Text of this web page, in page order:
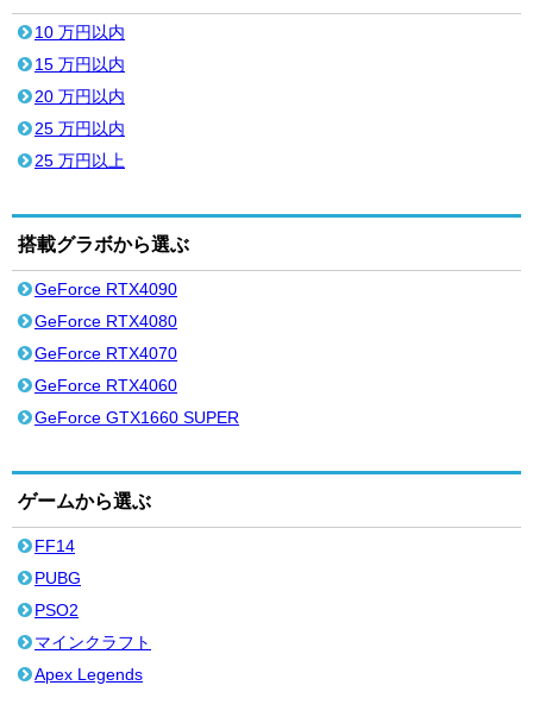
10 万円以内
15 万円以内
20 万円以内
25 万円以内
25 万円以上
搭載グラボから選ぶ
GeForce RTX4090
GeForce RTX4080
GeForce RTX4070
GeForce RTX4060
GeForce GTX1660 SUPER
ゲームから選ぶ
FF14
PUBG
PSO2
マインクラフト
Apex Legends